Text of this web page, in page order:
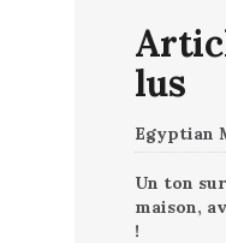
lus
Egyptian
Un ton
maison,
!